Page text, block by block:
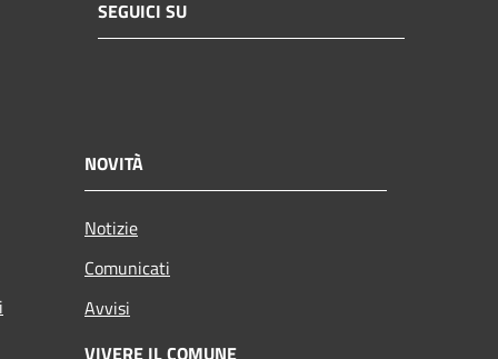
SEGUICI SU
NOVITÀ
Notizie
Comunicati
Avvisi
VIVERE IL COMUNE